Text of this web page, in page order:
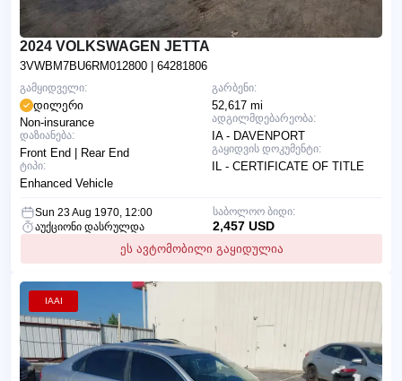
2024 VOLKSWAGEN JETTA
3VWBM7BU6RM012800 | 64281806
გარბენი:
52,617 mi
ადგილმდებარეობა:
IA - DAVENPORT
გაყიდვის დოკუმენტი:
IL - CERTIFICATE OF TITLE
გამყიდველი:
დილერი
Non-insurance
დაზიანება:
Front End | Rear End
ტიპი:
Enhanced Vehicle
Sun 23 Aug 1970, 12:00
აუქციონი დასრულდა
ეს ავტომობილი გაყიდულია
საბოლოო ბიდი:
2,457 USD
IAAI